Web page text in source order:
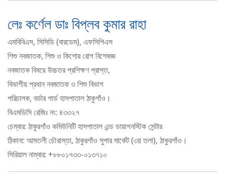
লেঃ কর্ণেল ডাঃ বিপ্লব কুমার রাহা
এমবিবিএস, সিসিডি (বারডেম), এফসিপিএস
শিশু নবজাতক, শিশু ও কিশোর রোগ বিশেষজ্ঞ
নবজাতক বিষয়ে উচ্চতর প্রশিক্ষণ প্রাপ্ত,
বিভাগীয় প্রধান নবজাতক ও শিশু বিভাগ
পরিচালক, বর্ডার গার্ড হাসপাতাল ঠাকুগাঁও।
বিএমডিসি রেজিঃ নং: ৪৩৩২৭
চেম্বার: ঠাকুরগাঁও কমিউনিটি হাসপাতাল এন্ড ডায়াগনস্টিক সেন্টার
ঠিকানা: আমতলী চৌরাস্তা, ঠাকুরগাঁও সুপার মার্কেট (৩য় তলা), ঠাকুরগাঁও।
সিরিয়াল নাম্বার: +৮৮০১৭৩৩-০১৩৭১০